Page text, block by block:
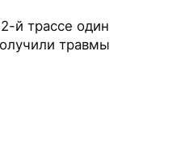
й трассе один
травмы